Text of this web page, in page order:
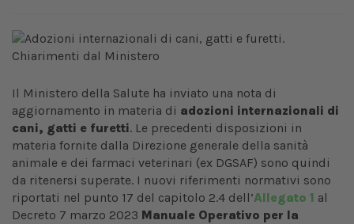
Il Ministero della Salute ha inviato una nota di
aggiornamento in materia di adozioni internazionali di
cani, gatti e furetti. Le precedenti disposizioni in
materia fornite dalla Direzione generale della sanità
animale e dei farmaci veterinari (ex DGSAF) sono quindi
da ritenersi superate. I nuovi riferimenti normativi sono
riportati nel punto 17 del capitolo 2.4 dell’Allegato 1 al
Decreto 7 marzo 2023 Manuale Operativo per la